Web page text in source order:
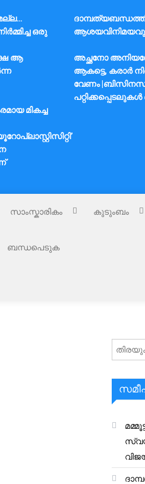
ഒരു
ആ
അച്ഛനോ
ആകട്ടെ, കരാർ
വേണം |ബിസിനസ്
പറ്റിക്കപ്പെടലുകൾ
മികച്ച
സാംസ്കാരികം കുടുംബം
ബന്ധപെടുക